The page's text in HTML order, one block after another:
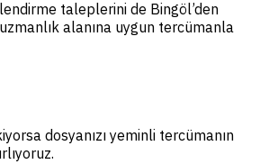
taleplerini de Bingöl’den
alanına uygun tercümanla
dosyanızı yeminli tercümanın